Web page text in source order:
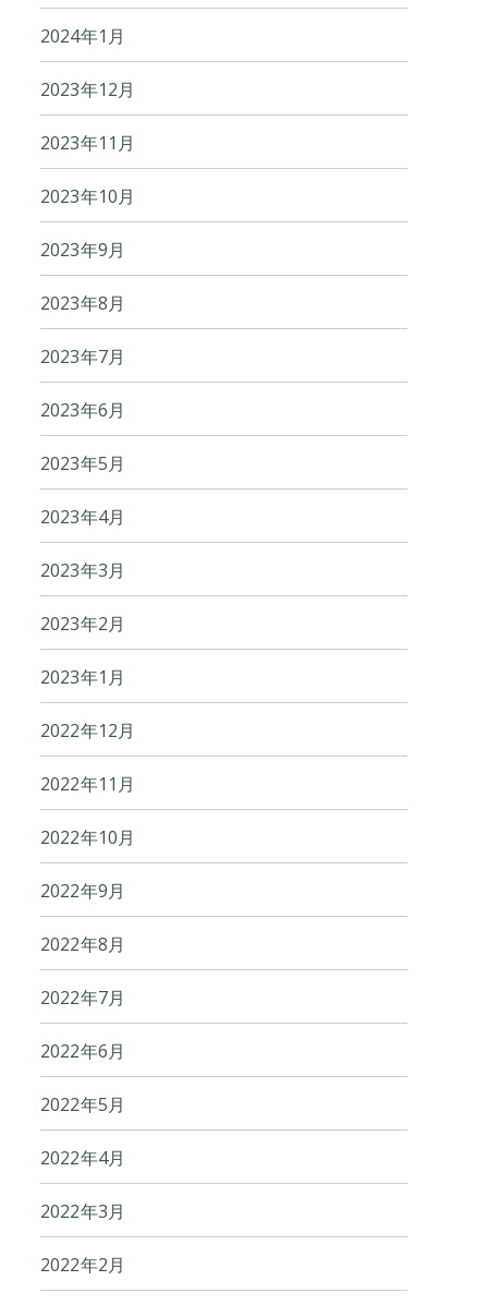
2024年1月
2023年12月
2023年11月
2023年10月
2023年9月
2023年8月
2023年7月
2023年6月
2023年5月
2023年4月
2023年3月
2023年2月
2023年1月
2022年12月
2022年11月
2022年10月
2022年9月
2022年8月
2022年7月
2022年6月
2022年5月
2022年4月
2022年3月
2022年2月